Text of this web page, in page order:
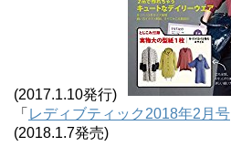
(2017.1.10発行)
「 レディブティック2018年2月号
(2018.1.7発売)